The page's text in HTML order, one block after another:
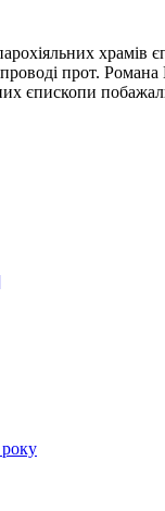
храмів
прот. Романа
єпископи